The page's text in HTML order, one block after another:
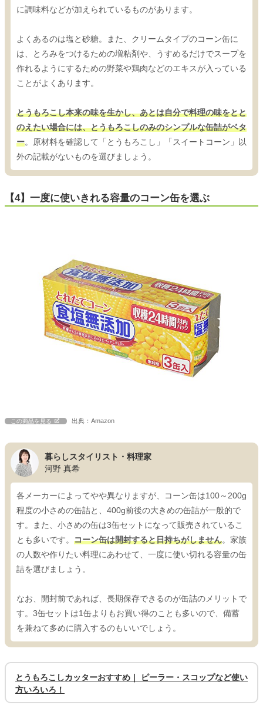
に調味料などが加えられているものがあります。
よくあるのは塩と砂糖。また、クリームタイプのコーン缶に
は、とろみをつけるための増粘剤や、うすめるだけでスープを
作れるようにするための野菜や鶏肉などのエキスが入っている
ことがよくあります。
とうもろこし本来の味を生かし、あとは自分で料理の味をとと
のえたい場合には、とうもろこしのみのシンプルな缶詰がベタ
ー。原材料を確認して「とうもろこし」「スイートコーン」以
外の記載がないものを選びましょう。
【4】一度に使いきれる容量のコーン缶を選ぶ
この商品を見る 出典：Amazon
暮らしスタイリスト・料理家
河野 真希
各メーカーによってやや異なりますが、コーン缶は100～200g
程度の小さめの缶詰と、400g前後の大きめの缶詰が一般的で
す。また、小さめの缶は3缶セットになって販売されているこ
とも多いです。 コーン缶は開封すると日持ちがしません。家族
の人数や作りたい料理にあわせて、一度に使い切れる容量の缶
詰を選びましょう。
なお、開封前であれば、長期保存できるのが缶詰のメリットで
す。3缶セットは1缶よりもお買い得のことも多いので、備蓄
を兼ねて多めに購入するのもいいでしょう。
とうもろこしカッターおすすめ｜ ピーラー・スコップなど使い
方いろいろ！